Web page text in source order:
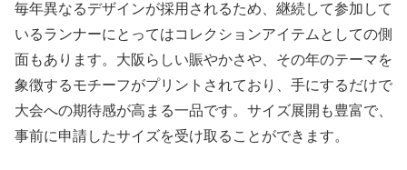
毎年異なるデザインが採用されるため、継続して参加して
いるランナーにとってはコレクションアイテムとしての側
面もあります。大阪らしい賑やかさや、その年のテーマを
象徴するモチーフがプリントされており、手にするだけで
大会への期待感が高まる一品です。サイズ展開も豊富で、
事前に申請したサイズを受け取ることができます。